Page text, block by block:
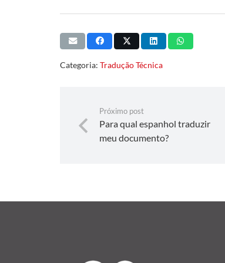
Categoria: Tradução Técnica
Próximo post
Para qual espanhol traduzir
meu documento?